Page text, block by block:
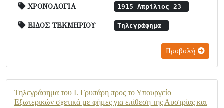
ΧΡΟΝΟΛΟΓΙΑ 1915 Απρίλιος 23
ΕΙΔΟΣ ΤΕΚΜΗΡΙΟΥ Τηλεγράφημα
Προβολή
Τηλεγράφημα του Ι. Γρυπάρη προς το Υπουργείο
Εξωτερικών σχετικά με φήμες για επίθεση της Αυστρίας και